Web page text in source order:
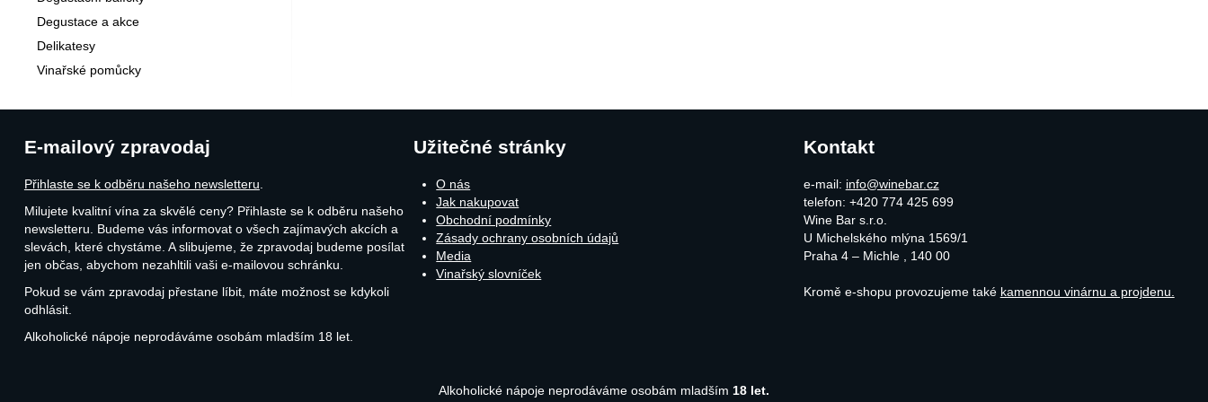
Degustace a akce
Delikatesy
Vinařské pomůcky
E-mailový zpravodaj
Přihlaste se k odběru našeho newsletteru
Milujete kvalitní vína za skvělé ceny? Přihlaste se k odběru našeho
newsletteru. Budeme vás informovat o všech zajímavých akcích a
slevách, které chystáme. A slibujeme, že zpravodaj budeme posílat
jen občas, abychom nezahltili vaši e-mailovou schránku.
Pokud se vám zpravodaj přestane líbit, máte možnost se kdykoli
odhlásit.
Alkoholické nápoje neprodáváme osobám mladším 18 let.
Užitečné stránky
O nás
Jak nakupovat
Obchodní podmínky
Zásady ochrany osobních údajů
Media
Vinařský slovníček
Kontakt
e-mail: info@winebar.cz
telefon: +420 774 425 699
Wine Bar s.r.o.
U Michelského mlýna 1569/1
Praha 4 – Michle
140 00
Kromě e-shopu provozujeme také kamennou vinárnu a projdenu.
Alkoholické nápoje neprodáváme osobám mladším 18 let.